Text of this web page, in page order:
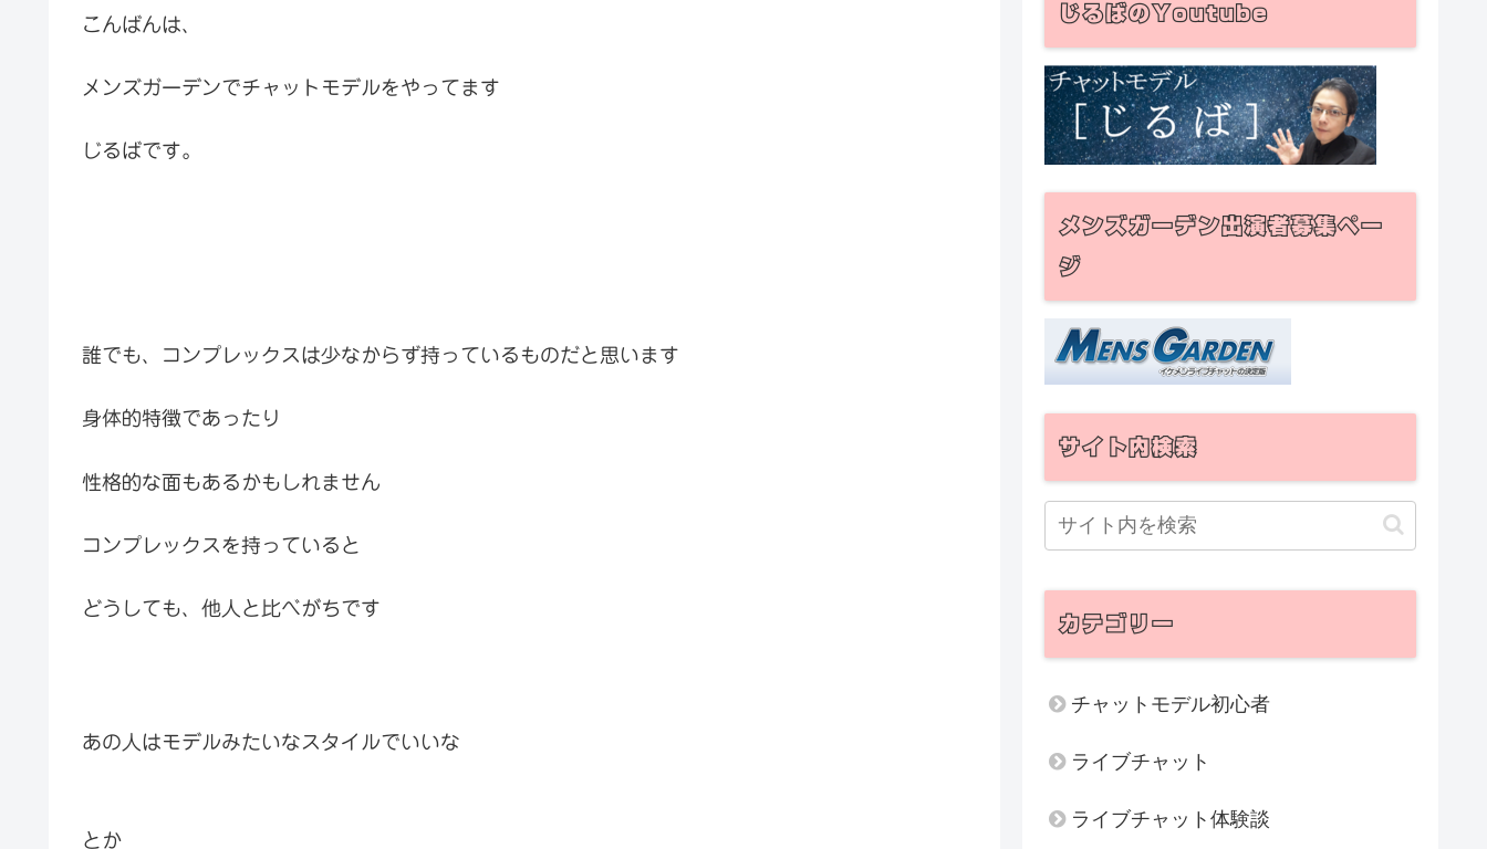
こんばんは、
メンズガーデンでチャットモデルをやってます
じるばです。
誰でも、コンプレックスは少なからず持っているものだと思います
身体的特徴であったり
性格的な面もあるかもしれません
コンプレックスを持っていると
どうしても、他人と比べがちです
あの人はモデルみたいなスタイルでいいな
とか
じるばのYoutube
メンズガーデン出演者募集ペー
ジ
サイト内検索
カテゴリー
チャットモデル初心者
ライブチャット
ライブチャット体験談